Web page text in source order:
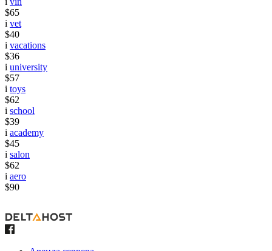
$65
i vet
$40
i vacations
$36
i university
$57
i toys
$62
i school
$39
i academy
$45
i salon
$62
i aero
$90